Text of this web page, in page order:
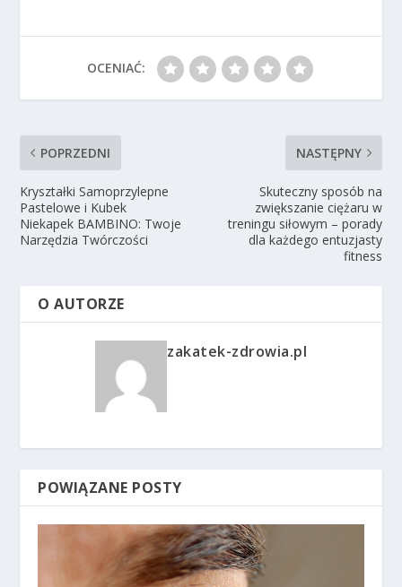
OCENIAĆ:
POPRZEDNI
Kryształki Samoprzylepne
Pastelowe i Kubek
Niekapek BAMBINO: Twoje
Narzędzia Twórczości
NASTĘPNY
Skuteczny sposób na
zwiększanie ciężaru w
treningu siłowym – porady
dla każdego entuzjasty
fitness
O AUTORZE
zakatek-zdrowia.pl
POWIĄZANE POSTY